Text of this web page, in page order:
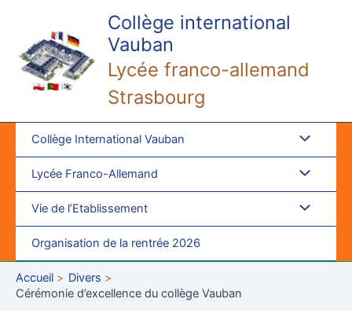
contenu
Collège international
Vauban
Lycée franco-allemand
Strasbourg
Collège International Vauban
Lycée Franco-Allemand
Vie de l’Etablissement
Organisation de la rentrée 2026
Accueil
Divers
Cérémonie d’excellence du collège Vauban